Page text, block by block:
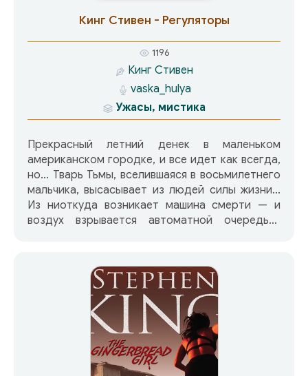
Кинг Стивен - Регуляторы
1196
Кинг Стивен
vaska_hulya
Ужасы, мистика
Прекрасный летний денек в маленьком
американском городке, и все идет как всегда,
но… Тварь Тьмы, вселившаяся в восьмилетнего
мальчика, высасывает из людей силы жизни…
Из ниоткуда возникает машина смерти — и
воздух взрывается автоматной очередью,
реальным ВСЕ САМОЕ СТРАШНОЕ — то, что
можно представить, и то, что даже
невозможно вообразить!